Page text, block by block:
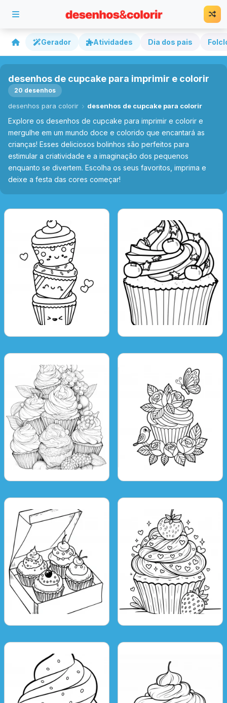
Gerador Atividades Dia dos pais
desenhos de cupcake para imprimir e colorir
20 desenhos
desenhos para colorir desenhos de cupcake para colorir
Explore os desenhos de cupcake para imprimir e colorir e
mergulhe em um mundo doce e colorido que encantará as
crianças! Esses deliciosos bolinhos são perfeitos para
estimular a criatividade e a imaginação dos pequenos
enquanto se divertem. Escolha os seus favoritos, imprima e
deixe a festa das cores começar!